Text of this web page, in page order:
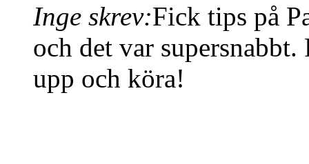
Inge skrev:Fick tips på
och det var
upp och köra!